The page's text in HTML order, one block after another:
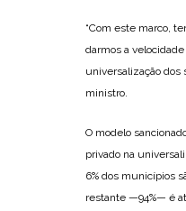
“Com este marco,
darmos a
universalização dos
ministro.
O modelo
privado na
6% dos municípios
restante —94%— é